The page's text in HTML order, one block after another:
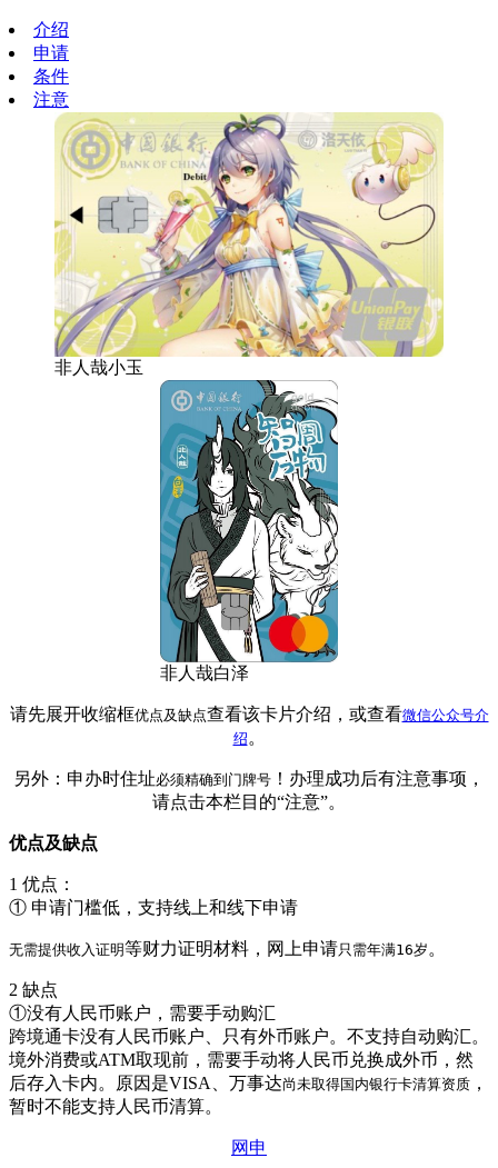
介绍
申请
条件
注意
非人哉小玉
非人哉白泽
请先展开收缩框优点及缺点查看该卡片介绍，或查看微信公众号介
绍 。
另外：申办时住址必须精确到门牌号 ！办理成功后有注意事项，
请点击本栏目的“注意”。
优点及缺点
1 优点：
① 申请门槛低，支持线上和线下申请
无需提供收入证明等财力证明材料，网上申请只需年满16岁 。
2 缺点
①没有人民币账户，需要手动购汇
跨境通卡没有人民币账户、只有外币账户。不支持自动购汇。
境外消费或ATM取现前，需要手动将人民币兑换成外币，然
后存入卡内。原因是VISA、万事达尚未取得国内银行卡清算资质 ，
暂时不能支持人民币清算。
网申